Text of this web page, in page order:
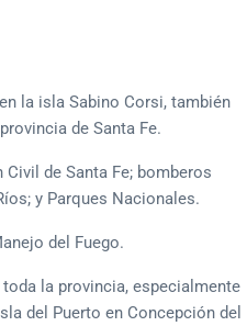
la isla Sabino Corsi, también
de Santa Fe.
de Santa Fe; bomberos
y Parques Nacionales.
del Fuego.
la provincia, especialmente
del Puerto en Concepción del